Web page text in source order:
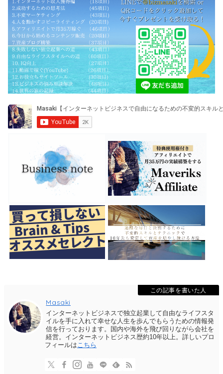
この記事を書いた人
Masaki
インターネットビジネスで独立起業して自由なライフスタ
イルを手に入れて幸せな人生を歩んでもらうための情報発
信を行っております。国内や海外を飛び回りながら会社を
経営。インターネットビジネス歴約10年以上。詳しいプロ
フィールはこちら